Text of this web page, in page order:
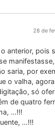
28 de
anterior, pois
saria, por
o valha,
só
de quatro
…!!!
…!!!